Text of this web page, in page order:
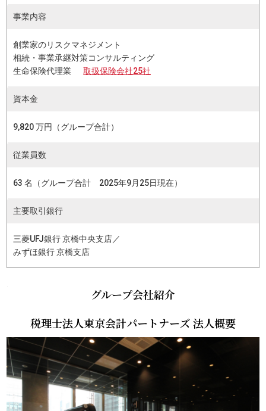
事業内容
創業家のリスクマネジメント
相続・事業承継対策コンサルティング
生命保険代理業
取扱保険会社25社
資本金
9,820 万円（グループ合計）
従業員数
63 名（グループ合計 2025年9月25日現在）
主要取引銀行
三菱UFJ銀行 京橋中央支店／
みずほ銀行 京橋支店
グループ会社紹介
税理士法人東京会計パートナーズ 法人概要